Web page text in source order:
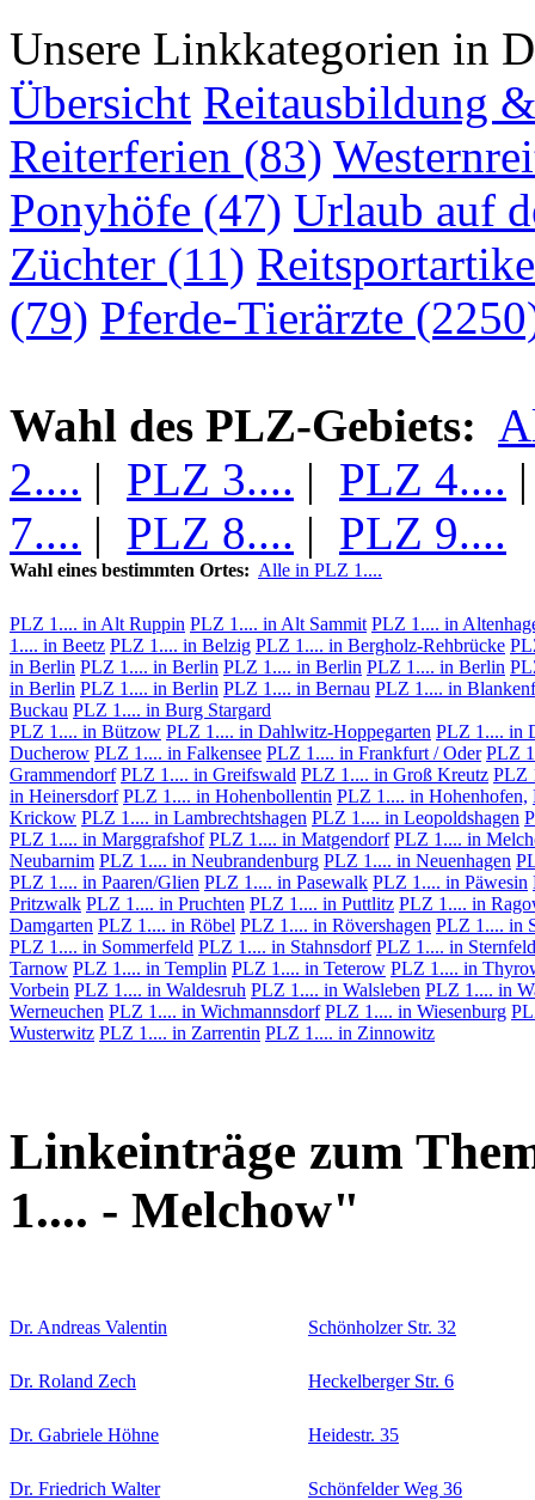
Unsere Linkkategorien in
Übersicht Reitausbildung
Reiterferien (83)
Ponyhöfe (47) Urlaub auf
Züchter (11)
(79) Pferde-Tierärzte
Wahl des PLZ-Gebiets:
2.... | PLZ 3.... | PLZ 4....
7.... | PLZ 8.... | PLZ 9....
Wahl eines bestimmten Ortes: Alle in PLZ 1....
PLZ 1.... in Alt Ruppin PLZ 1.... in Alt Sammit PLZ 1.... in
1.... in Beetz PLZ 1.... in Belzig PLZ 1.... in Bergholz-Rehbrücke
in Berlin PLZ 1.... in Berlin PLZ 1.... in Berlin PLZ 1.... in Berlin
in Berlin PLZ 1.... in Berlin PLZ 1.... in Bernau PLZ 1.... in
Buckau PLZ 1.... in Burg Stargard
PLZ 1.... in Bützow PLZ 1.... in Dahlwitz-Hoppegarten PLZ 1.... in
Ducherow PLZ 1.... in Falkensee PLZ 1.... in Frankfurt / Oder PLZ
Grammendorf PLZ 1.... in Greifswald PLZ 1.... in Groß Kreutz PLZ
in Heinersdorf PLZ 1.... in Hohenbollentin PLZ 1.... in Hohenhofen,
Krickow PLZ 1.... in Lambrechtshagen PLZ 1.... in Leopoldshagen
PLZ 1.... in Marggrafshof PLZ 1.... in Matgendorf PLZ 1.... in
Neubarnim PLZ 1.... in Neubrandenburg PLZ 1.... in Neuenhagen
PLZ 1.... in Paaren/Glien PLZ 1.... in Pasewalk PLZ 1.... in Päwesin
Pritzwalk PLZ 1.... in Pruchten PLZ 1.... in Puttlitz PLZ 1.... in
Damgarten PLZ 1.... in Röbel PLZ 1.... in Rövershagen PLZ 1.... in
PLZ 1.... in Sommerfeld PLZ 1.... in Stahnsdorf PLZ 1.... in Sternfeld
Tarnow PLZ 1.... in Templin PLZ 1.... in Teterow PLZ 1.... in
Vorbein PLZ 1.... in Waldesruh PLZ 1.... in Walsleben PLZ 1.... in
Werneuchen PLZ 1.... in Wichmannsdorf PLZ 1.... in Wiesenburg
Wusterwitz PLZ 1.... in Zarrentin PLZ 1.... in Zinnowitz
Linkeinträge zum
1.... - Melchow"
Dr. Andreas Valentin Schönholzer Str. 32
Dr. Roland Zech Heckelberger Str. 6
Dr. Gabriele Höhne Heidestr. 35
Dr. Friedrich Walter Schönfelder Weg 36